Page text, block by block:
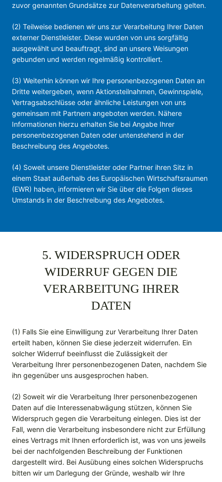
zuvor genannten Grundsätze zur Datenverarbeitung gelten.
(2) Teilweise bedienen wir uns zur Verarbeitung Ihrer Daten
externer Dienstleister. Diese wurden von uns sorgfältig
ausgewählt und beauftragt, sind an unsere Weisungen
gebunden und werden regelmäßig kontrolliert.
(3) Weiterhin können wir Ihre personenbezogenen Daten an
Dritte weitergeben, wenn Aktionsteilnahmen, Gewinnspiele,
Vertragsabschlüsse oder ähnliche Leistungen von uns
gemeinsam mit Partnern angeboten werden. Nähere
Informationen hierzu erhalten Sie bei Angabe Ihrer
personenbezogenen Daten oder untenstehend in der
Beschreibung des Angebotes.
(4) Soweit unsere Dienstleister oder Partner ihren Sitz in
einem Staat außerhalb des Europäischen Wirtschaftsraumen
(EWR) haben, informieren wir Sie über die Folgen dieses
Umstands in der Beschreibung des Angebotes.
5. WIDERSPRUCH ODER
WIDERRUF GEGEN DIE
VERARBEITUNG IHRER
DATEN
(1) Falls Sie eine Einwilligung zur Verarbeitung Ihrer Daten
erteilt haben, können Sie diese jederzeit widerrufen. Ein
solcher Widerruf beeinflusst die Zulässigkeit der
Verarbeitung Ihrer personenbezogenen Daten, nachdem Sie
ihn gegenüber uns ausgesprochen haben.
(2) Soweit wir die Verarbeitung Ihrer personenbezogenen
Daten auf die Interessenabwägung stützen, können Sie
Widerspruch gegen die Verarbeitung einlegen. Dies ist der
Fall, wenn die Verarbeitung insbesondere nicht zur Erfüllung
eines Vertrags mit Ihnen erforderlich ist, was von uns jeweils
bei der nachfolgenden Beschreibung der Funktionen
dargestellt wird. Bei Ausübung eines solchen Widerspruchs
bitten wir um Darlegung der Gründe, weshalb wir Ihre